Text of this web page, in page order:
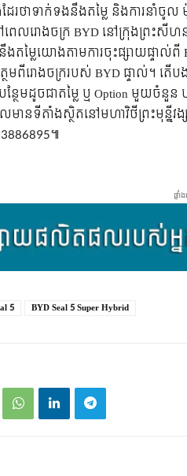
រថាទាក់ទងនឹងតម្លៃ និងការនាំ
េលរោងចក្រ BYD នៅក្រុងព្រះសីហ
ងតម្លៃយោងតាមការចុះផ្សាយផ្ទាល់ពី
មពីរោងចក្ររបស់ BYD ផ្ទាល់។ ត
ថែមដូចជាតម្លៃ ឬ Option មួយចំនួន
មានទីតាំងស្ថិតនៅមហាវិថីព្រះមុន្នីវ
៕
ផ្ទាំ
5 BYD Seal 5 Super Hybrid